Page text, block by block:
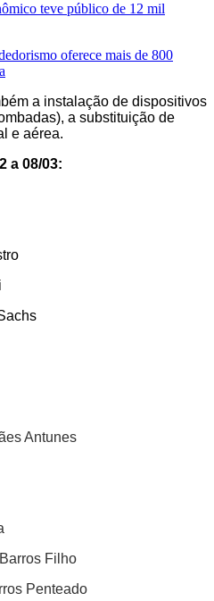
teve público de 12 mil
oferece mais de 800
a instalação de dispositivos
a substituição de
e aérea.
a 08/03:
Antunes
Filho
Penteado